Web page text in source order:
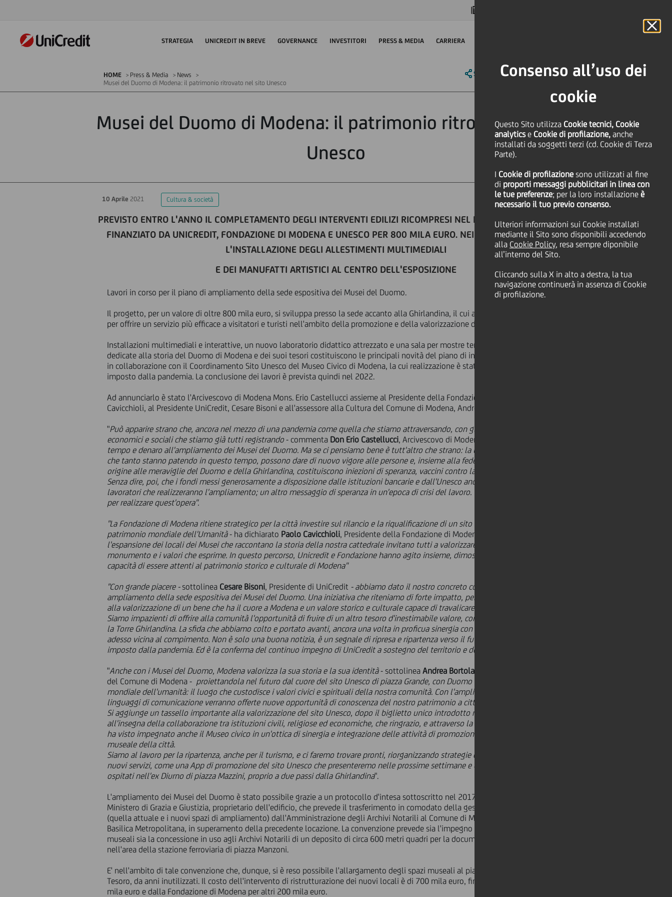
Consenso all’uso dei
cookie
Questo Sito utilizza Cookie tecnici, Cookie
analyticse Cookie di profilazione, anche
installati da soggetti terzi (cd. Cookie di Terza
Parte).
I Cookie di profilazione sono utilizzati al fine
di proporti messaggi pubblicitari in linea con
le tue preferenze; per la loro installazione è
necessario il tuo previo consenso.
Ulteriori informazioni sui Cookie installati
mediante il Sito sono disponibili accedendo
alla Cookie Policy, resa sempre diponibile
all’interno del Sito.
Cliccando sulla X in alto a destra, la tua
navigazione continuerà in assenza di Cookie
di profilazione.
STRATEGIA UNICREDIT IN BREVE GOVERNANCE INVESTITORI PRESS & MEDIA CARRIERA
HOME Press & Media
News
Musei del Duomo di Modena: il patrimonio ritrovato nel sito Unesco
SHARE PRINT SEND
Musei del Duomo di Modena: il patrimonio ritrovato nel sito
Unesco
10 Aprile 2021 Cultura & società
PREVISTO ENTRO L'ANNO IL COMPLETAMENTO DEGLI INTERVENTI EDILIZI RICOMPRESI NEL PIANO DI AMPLIAMENTO
FINANZIATO DA UNICREDIT, FONDAZIONE DI MODENA E UNESCO PER 800 MILA EURO. NEI PRIMI MESI DEL 2022
L'INSTALLAZIONE DEGLI ALLESTIMENTI MULTIMEDIALI
E DEI MANUFATTI ARTISTICI AL CENTRO DELL'ESPOSIZIONE
Lavori in corso per il piano di ampliamento della sede espositiva dei Musei del Duomo.
Il progetto, per un valore di oltre 800 mila euro, si sviluppa presso la sede accanto alla Ghirlandina, il cui accesso è stato ridisegnato
per offrire un servizio più efficace a visitatori e turisti nell'ambito della promozione e della valorizzazione del sito Unesco.
Installazioni multimediali e interattive, un nuovo laboratorio didattico attrezzato e una sala per mostre temporanee, sale tematiche
dedicate alla storia del Duomo di Modena e dei suoi tesori costituiscono le principali novità del piano di intervento, sviluppato anche
in collaborazione con il Coordinamento Sito Unesco del Museo Civico di Modena, la cui realizzazione è stata rallentata dal fermo
imposto dalla pandemia. La conclusione dei lavori è prevista quindi nel 2022.
Ad annunciarlo è stato l'Arcivescovo di Modena Mons. Erio Castellucci assieme al Presidente della Fondazione Modena, Paolo
Cavicchioli, al Presidente UniCredit, Cesare Bisoni e all'assessore alla Cultura del Comune di Modena, Andrea Bortolamasi.
"Può apparire strano che, ancora nel mezzo di una pandemia come quella che stiamo attraversando, con gli strascichi psicologici,
economici e sociali che stiamo già tutti registrando- commenta Don Erio Castellucci, Arcivescovo di Modena e Nonantola -
tempo e denaro all'ampliamento dei Musei del Duomo. Ma se ci pensiamo bene è tutt'altro che strano: la bellezza, l'arte e la cultura,
che tanto stanno patendo in questo tempo, possono dare di nuovo vigore alle persone e, insieme alla fede dei nostri padri che ha dato
origine alle meraviglie del Duomo e della Ghirlandina, costituiscono iniezioni di speranza, vaccini contro la tristezza e la rassegnazione.
Senza dire, poi, che i fondi messi generosamente a disposizione dalle istituzioni bancarie e dall'Unesco andranno a beneficio dei
lavoratori che realizzeranno l'ampliamento; un altro messaggio di speranza in un'epoca di crisi del lavoro. Un doppio motivo, dunque,
per realizzare quest'opera".
"La Fondazione di Modena ritiene strategico per la città investire sul rilancio e la riqualificazione di un sito riconosciuto come
patrimonio mondiale dell'Umanità- ha dichiarato Paolo Cavicchioli, Presidente della Fondazione di Modena -
l'espansione dei locali dei Musei che raccontano la storia della nostra cattedrale invitano tutti a valorizzare questo straordinario
monumento e i valori che esprime. In questo percorso, Unicredit e Fondazione hanno agito insieme, dimostrando ancora una volta la
capacità di essere attenti al patrimonio storico e culturale di Modena"
"Con grande piacere - sottolinea Cesare Bisoni, Presidente di UniCredit - abbiamo dato il nostro concreto contributo al progetto di
ampliamento della sede espositiva dei Musei del Duomo. Una iniziativa che riteniamo di forte impatto, perché volta alla salvaguardia e
alla valorizzazione di un bene che ha il cuore a Modena e un valore storico e culturale capace di travalicare qualsiasi confine territoriale.
Siamo impazienti di offrire alla comunità l'opportunità di fruire di un altro tesoro d'inestimabile valore, come già fatto per il Duomo e
la Torre Ghirlandina. La sfida che abbiamo colto e portato avanti, ancora una volta in proficua sinergia con Fondazione Modena, è
adesso vicina al compimento. Non è solo una buona notizia, è un segnale di ripresa e ripartenza verso il futuro, in risposta al fermo
imposto dalla pandemia. Ed è la conferma del continuo impegno di UniCredit a sostegno del territorio e delle sue comunità".
"Anche con i Musei del Duomo, Modena valorizza la sua storia e la sua identità- sottolineaAndrea Bortolamasi
del Comune di Modena - proiettandola nel futuro dal cuore del sito Unesco di piazza Grande, con Duomo e Ghirlandina patrimonio
mondiale dell'umanità: il luogo che custodisce i valori civici e spirituali della nostra comunità. Con l'ampliamento dei Musei e nuovi
linguaggi di comunicazione verranno offerte nuove opportunità di conoscenza del nostro patrimonio a cittadini, visitatori e turisti.
Si aggiunge un tassello importante alla valorizzazione del sito Unesco, dopo il biglietto unico introdotto negli anni scorsi, sempre
all'insegna della collaborazione tra istituzioni civili, religiose ed economiche, che ringrazio, e attraverso la cooperazione tra Musei che
ha visto impegnato anche il Museo civico in un'ottica di sinergia e integrazione delle attività di promozione del patrimonio storico e
museale della città.
Siamo al lavoro per la ripartenza, anche per il turismo, e ci faremo trovare pronti, riorganizzando strategie e proposte, ma anche con
nuovi servizi, come una App di promozione del sito Unesco che presenteremo nelle prossime settimane e come quelli che saranno
ospitati nell'ex Diurno di piazza Mazzini, proprio a due passi dalla Ghirlandina".
L'ampliamento dei Musei del Duomo è stato possibile grazie a un protocollo d'intesa sottoscritto nel 2017 tra Comune di Modena e
Ministero di Grazia e Giustizia, proprietario dell'edificio, che prevede il trasferimento in comodato della gestione della sede museale
(quella attuale e i nuovi spazi di ampliamento) dall'Amministrazione degli Archivi Notarili al Comune di Modena, in accordo con la
Basilica Metropolitana, in superamento della precedente locazione. La convenzione prevede sia l'impegno all'ampliamento degli spazi
museali sia la concessione in uso agli Archivi Notarili di un deposito di circa 600 metri quadri per la documentazione, già individuato
nell'area della stazione ferroviaria di piazza Manzoni.
E' nell'ambito di tale convenzione che, dunque, si è reso possibile l'allargamento degli spazi museali al piano soprastante il Museo del
Tesoro, da anni inutilizzati. Il costo dell'intervento di ristrutturazione dei nuovi locali è di 700 mila euro, finanziati da UniCredit per 500
mila euro e dalla Fondazione di Modena per altri 200 mila euro.